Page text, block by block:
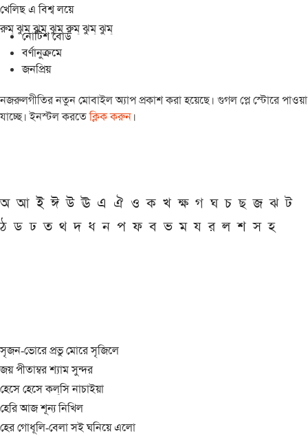
খেলিছ এ বিশ্ব লয়ে
রুম্ ঝুম্ ঝুম্ ঝুম্ রুম্ ঝুম্ ঝুম্
নোটিশ বোর্ড
বর্ণানুক্রমে
জনপ্রিয়
নজরুলগীতির নতুন মোবাইল অ্যাপ প্রকাশ করা হয়েছে। গুগল প্লে স্টোরে পাওয়া
যাচ্ছে। ইনস্টল করতেক্লিক করুন।
অ আ ই ঈ উ ঊ এ ঐ ও ক খ ক্ষ গ ঘ চ ছ জ ঝ ট
ঠ ড ঢ ত থ দ ধ ন প ফ ব ভ ম য র ল শ স হ
সৃজন-ভোরে প্রভু মোরে সৃজিলে
জয় পীতাম্বর শ্যাম সুন্দর
হেসে হেসে কল্‌সি নাচাইয়া
হেরি আজ শূন্য নিখিল
হের গোধূলি-বেলা সই ঘনিয়ে এলো